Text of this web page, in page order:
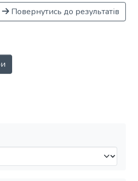
Повернутись до результатів